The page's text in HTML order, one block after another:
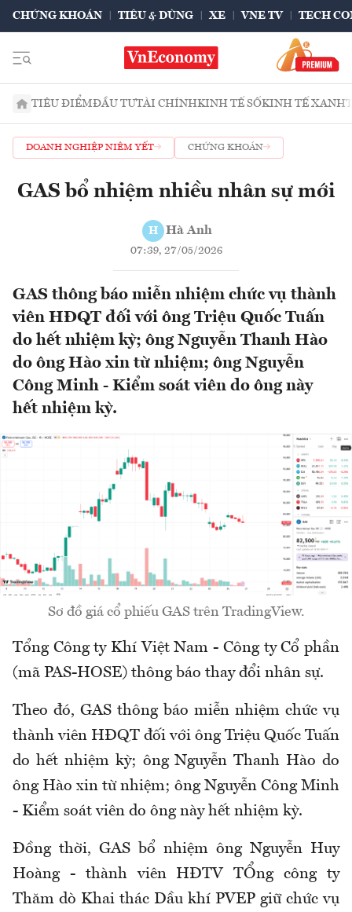
CHỨNG KHOÁN TIÊU & DÙNG XE VNE TV TECH
TIÊU ĐIỂMĐẦU TƯTÀI CHÍNHKINH TẾ SỐKINH TẾ XANH
DOANH NGHIỆP NIÊM YẾT CHỨNG KHOÁN
GAS bổ nhiệm nhiều nhân sự mới
H Hà Anh
07:39, 27/05/2026
GAS thông báo miễn nhiệm chức vụ thành
viên HĐQT đối với ông Triệu Quốc Tuấn
do hết nhiệm kỳ; ông Nguyễn Thanh Hào
do ông Hào xin từ nhiệm; ông Nguyễn
Công Minh - Kiểm soát viên do ông này
hết nhiệm kỳ.
Sơ đồ giá cổ phiếu GAS trên TradingView.
Tổng Công ty Khí Việt Nam - Công ty Cổ phần
(mã PAS-HOSE) thông báo thay đổi nhân sự.
Theo đó, GAS thông báo miễn nhiệm chức vụ
thành viên HĐQT đối với ông Triệu Quốc Tuấn
do hết nhiệm kỳ; ông Nguyễn Thanh Hào do
ông Hào xin từ nhiệm; ông Nguyễn Công Minh
- Kiểm soát viên do ông này hết nhiệm kỳ.
Đồng thời, GAS bổ nhiệm ông Nguyễn Huy
Hoàng - thành viên HĐTV TỔng công ty
Thăm dò Khai thác Dầu khí PVEP giữ chức vụ